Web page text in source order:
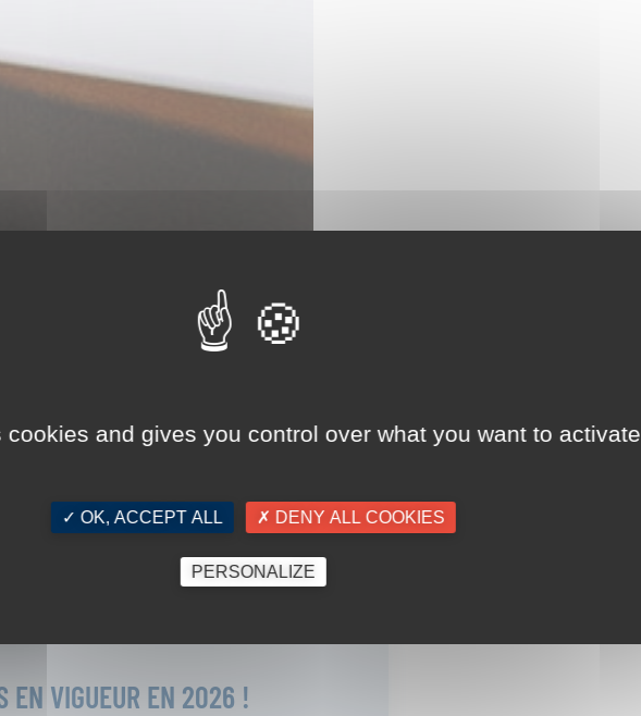
EN VIGUEUR EN 2026 !
cookies and gives you control over what you want to activate
✓ OK, ACCEPT ALL ✗ DENY ALL COOKIES
PERSONALIZE